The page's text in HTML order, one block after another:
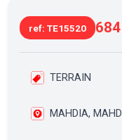
ref: TE15520
TERRAIN
MAHDIA,